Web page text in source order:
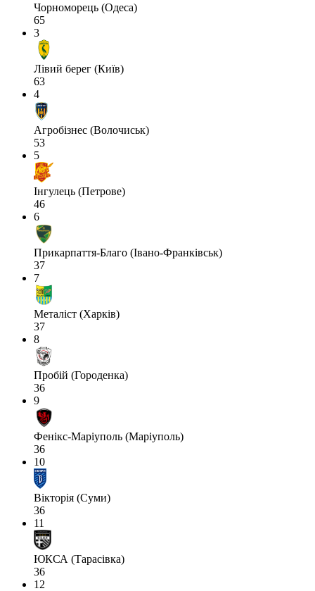
Чорноморець (Одеса)
65
3
Лівий берег (Київ)
63
4
Агробізнес (Волочиськ)
53
5
Інгулець (Петрове)
46
6
Прикарпаття-Благо (Івано-Франківськ)
37
7
Металіст (Харків)
37
8
Пробій (Городенка)
36
9
Фенікс-Маріуполь (Маріуполь)
36
10
Вікторія (Суми)
36
11
ЮКСА (Тарасівка)
36
12